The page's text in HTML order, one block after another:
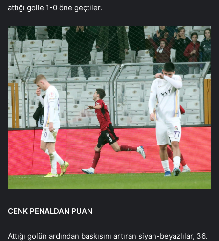
attığı golle 1-0 öne geçtiler.
CENK PENALDAN PUAN
Attığı golün ardından baskısını artıran siyah-beyazlılar, 36.